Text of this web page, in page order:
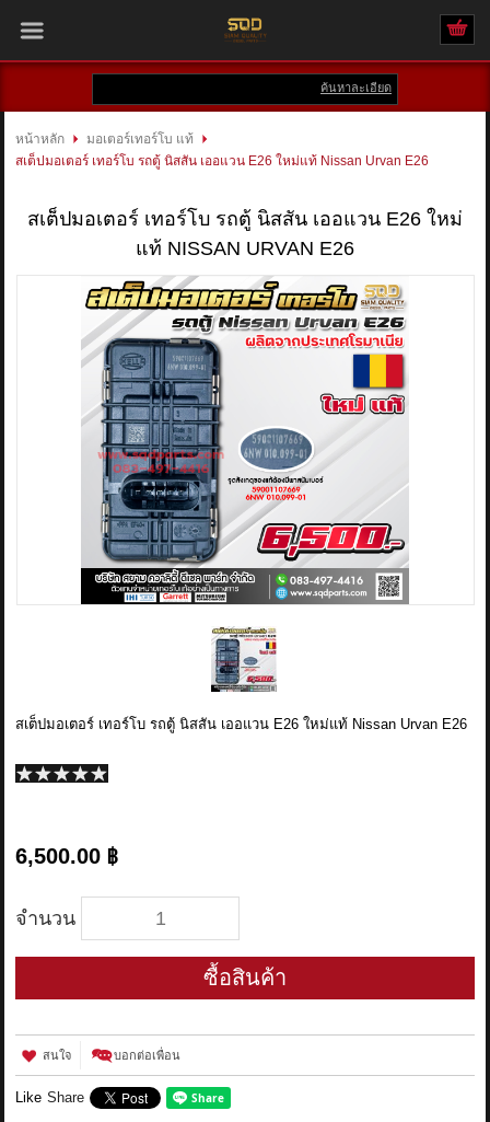
สินค้าที่สนใจ( 0 )
หน้าหลัก
สินค้า
รีวิวลูกค้า2
RETURN AND REFUND POLICY
ค้นหาละเอียด
หน้าหลัก
มอเตอร์เทอร์โบ แท้
สเต็ปมอเตอร์ เทอร์โบ รถตู้ นิสสัน เออแวน E26 ใหม่แท้ Nissan Urvan E26
สเต็ปมอเตอร์ เทอร์โบ รถตู้ นิสสัน เออแวน E26 ใหม่
แท้ NISSAN URVAN E26
สเต็ปมอเตอร์ เทอร์โบ รถตู้ นิสสัน เออแวน E26 ใหม่แท้ Nissan Urvan E26
6,500.00 ฿
จำนวน
ซื้อสินค้า
สนใจ บอกต่อเพื่อน
Like Share